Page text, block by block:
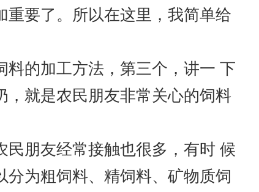
重要了。所以在这里，我简单给
的加工方法，第三个，讲一 下
，就是农民朋友非常关心的饲料
朋友经常接触也很多，有时 候
分为粗饲料、精饲料、矿物质饲